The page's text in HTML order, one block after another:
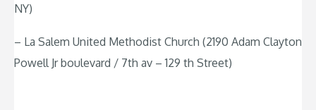
NY)
– La Salem United Methodist Church (2190 Adam Clayton
Powell Jr boulevard / 7th av – 129 th Street)